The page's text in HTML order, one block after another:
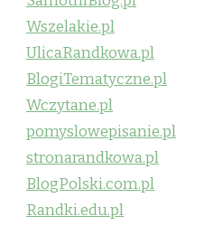
Wszelakie.pl
UlicaRandkowa.pl
BlogiTematyczne.pl
Wczytane.pl
pomyslowepisanie.pl
stronarandkowa.pl
BlogPolski.com.pl
Randki.edu.pl